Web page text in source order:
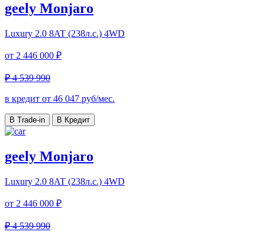
geely Monjaro
Luxury 2.0 8AT (238л.с.) 4WD
от 2 446 000 ₽
₽ 4 539 990
в кредит от 46 047 руб/мес.
В Trade-in В Кредит
geely Monjaro
Luxury 2.0 8AT (238л.с.) 4WD
от 2 446 000 ₽
₽ 4 539 990